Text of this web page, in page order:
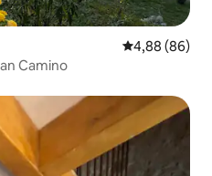
Gemiddelde
4,88 (86)
Camino